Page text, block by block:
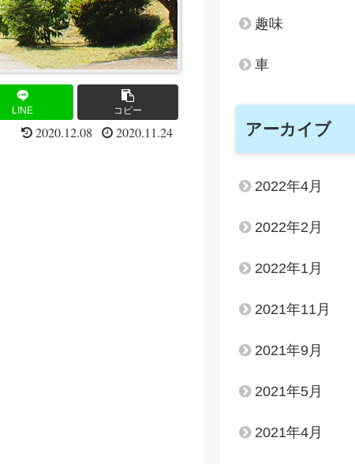
LINE コピー
2020.12.08 2020.11.24
趣味
車
アーカイブ
2022年4月
2022年2月
2022年1月
2021年11月
2021年9月
2021年5月
2021年4月